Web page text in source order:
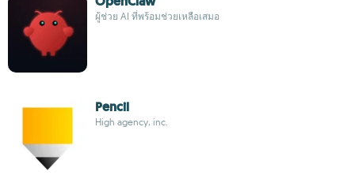
ผู้ช่วย AI ที่พร้อมช่วยเหลือเสมอ
Pencil
High agency, inc.